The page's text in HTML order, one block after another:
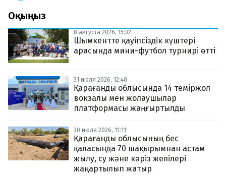
Оқыңыз
8 августа 2026, 15:32
Шымкентте қауіпсіздік күштері
арасында мини-футбол турнирі өтті
31 июля 2026, 12:40
Қарағанды облысында 14 теміржол
вокзалы мен жолаушылар
платформасы жаңғыртылды
30 июля 2026, 11:11
Қарағанды облысының бес
қаласында 70 шақырымнан астам
жылу, су және кәріз желілері
жаңартылып жатыр